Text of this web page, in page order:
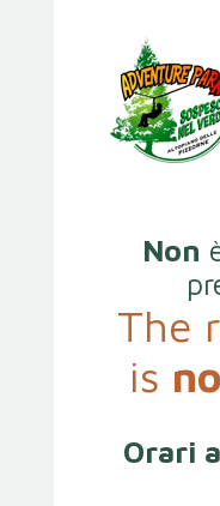
Non
The
is
Orari